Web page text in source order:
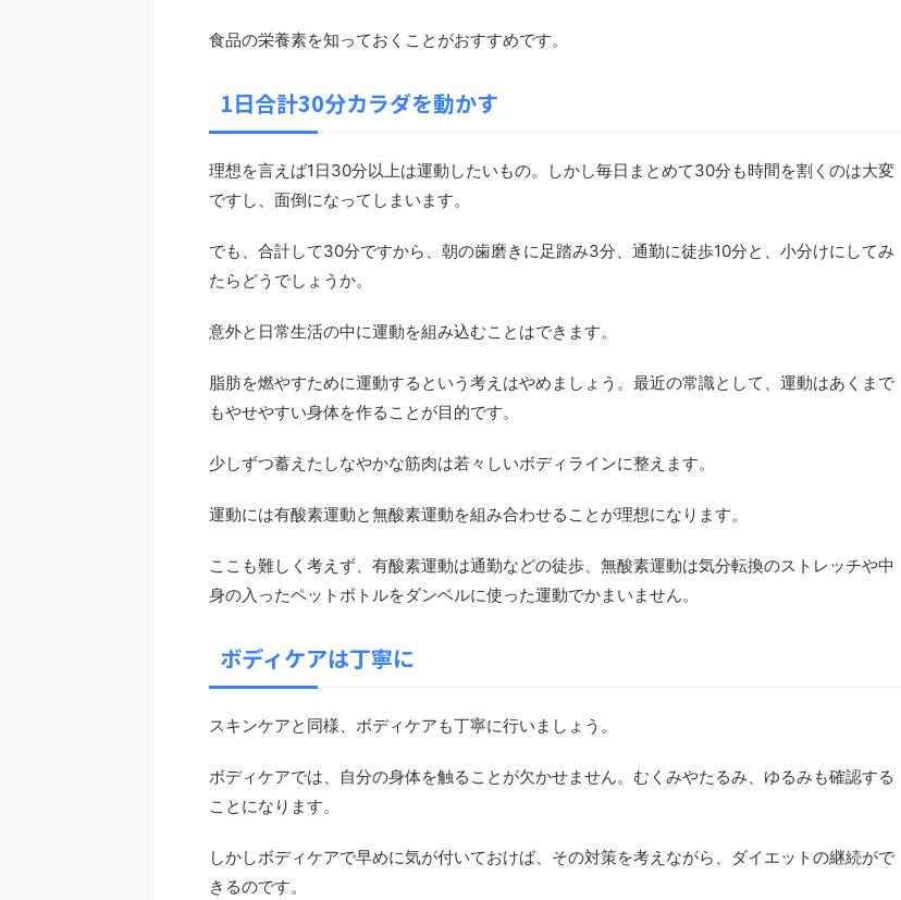
食品の栄養素を知っておくことがおすすめです。
1日合計30分カラダを動かす
理想を言えば1日30分以上は運動したいもの。しかし毎日まとめて30分も時間を割くのは大変
ですし、面倒になってしまいます。
でも、合計して30分ですから、朝の歯磨きに足踏み3分、通勤に徒歩10分と、小分けにしてみ
たらどうでしょうか。
意外と日常生活の中に運動を組み込むことはできます。
脂肪を燃やすために運動するという考えはやめましょう。最近の常識として、運動はあくまで
もやせやすい身体を作ることが目的です。
少しずつ蓄えたしなやかな筋肉は若々しいボディラインに整えます。
運動には有酸素運動と無酸素運動を組み合わせることが理想になります。
ここも難しく考えず、有酸素運動は通勤などの徒歩、無酸素運動は気分転換のストレッチや中
身の入ったペットボトルをダンベルに使った運動でかまいません。
ボディケアは丁寧に
スキンケアと同様、ボディケアも丁寧に行いましょう。
ボディケアでは、自分の身体を触ることが欠かせません。むくみやたるみ、ゆるみも確認する
ことになります。
しかしボディケアで早めに気が付いておけば、その対策を考えながら、ダイエットの継続がで
きるのです。